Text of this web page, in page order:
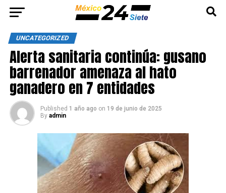
UNCATEGORIZED
Alerta sanitaria continúa: gusano
barrenador amenaza al hato
ganadero en 7 entidades
Published 1 año ago on 19 de junio de 2025
By admin